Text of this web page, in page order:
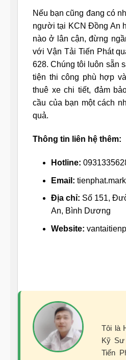
Nếu bạn cũng đang có
người tại KCN Đồng An
nào ở lân cận, đừng
với Vận Tải Tiến Phát
628. Chúng tôi luôn sẵn
tiện thi công phù hợp
thuê xe chi tiết, đảm
cầu của bạn một cách
quả.
Thông tin liên hệ thêm:
Hotline:
Email:
Địa chỉ: Số 151,
An, Bình Dương
Website:
Tôi là
Kỹ
Tiến